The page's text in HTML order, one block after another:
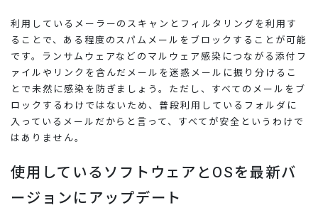
利用しているメーラーのスキャンとフィルタリングを利用す
ることで、ある程度のスパムメールをブロックすることが可能
です。ランサムウェアなどのマルウェア感染につながる添付フ
ァイルやリンクを含んだメールを迷惑メールに振り分けるこ
とで未然に感染を防ぎましょう。ただし、すべてのメールをブ
ロックするわけではないため、普段利用しているフォルダに
入っているメールだからと言って、すべてが安全というわけで
はありません。
使用しているソフトウェアとOSを最新バ
ージョンにアップデート